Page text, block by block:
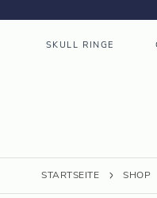
SKULL RINGE
STARTSEITE SHOP